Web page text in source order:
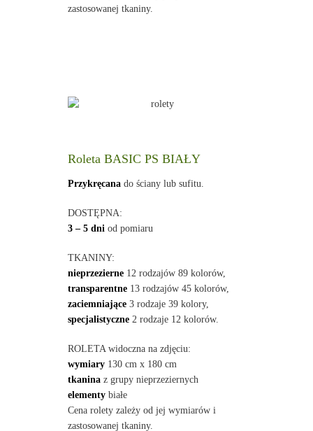
zastosowanej tkaniny.
Roleta BASIC PS BIAŁY
Przykręcanado ściany lub sufitu.
DOSTĘPNA:
3 – 5 dniod pomiaru
TKANINY:
nieprzezierne12 rodzajów 89 kolorów,
transparentne13 rodzajów 45 kolorów,
zaciemniające3 rodzaje 39 kolory,
specjalistyczne2 rodzaje 12 kolorów.
ROLETA widoczna na zdjęciu:
wymiary130 cm x 180 cm
tkaninaz grupy nieprzeziernych
elementybiałe
Cena rolety zależy od jej wymiarów i
zastosowanej tkaniny.